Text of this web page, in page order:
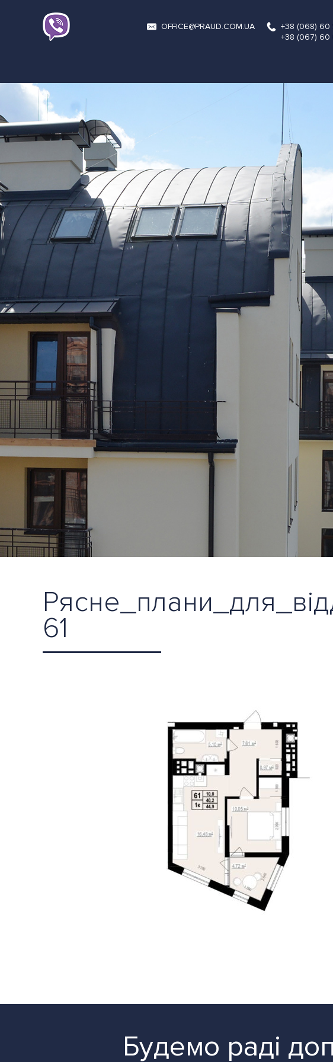
OFFICE@PRAUD.COM.UA
+38 (068)
+38 (067) 60
61
Будемо раді